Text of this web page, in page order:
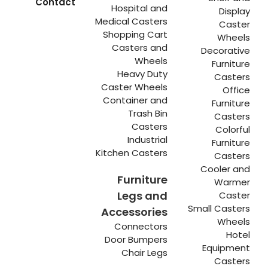
Display
Caster
Wheels
Decorative
Furniture
Casters
Office
Furniture
Casters
Colorful
Furniture
Casters
Cooler and
Warmer
Caster
Small Casters
Wheels
Hotel
Equipment
Casters
Hospital and
Medical Casters
Shopping Cart
Casters and
Wheels
Heavy Duty
Caster Wheels
Container and
Trash Bin
Casters
Industrial
Kitchen Casters
Furniture
Legs and
Accessories
Connectors
Door Bumpers
Chair Legs